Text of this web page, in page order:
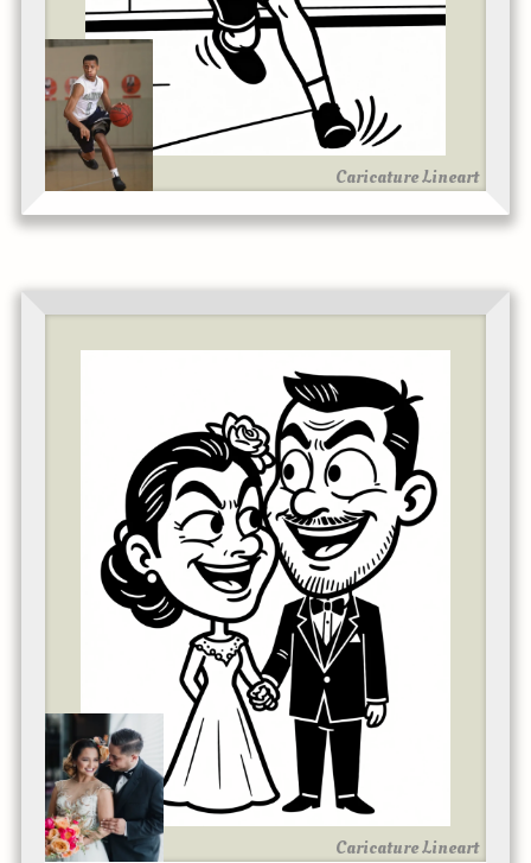
Caricature Lineart
Caricature Lineart